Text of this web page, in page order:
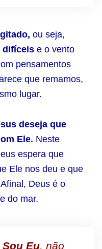
ou seja,
difíceis e o vento
pensamentos
que remamos,
lugar.
deseja que
Ele. Neste
espera que
Ele nos deu e que
Deus é o
do mar.
Sou Eu, não